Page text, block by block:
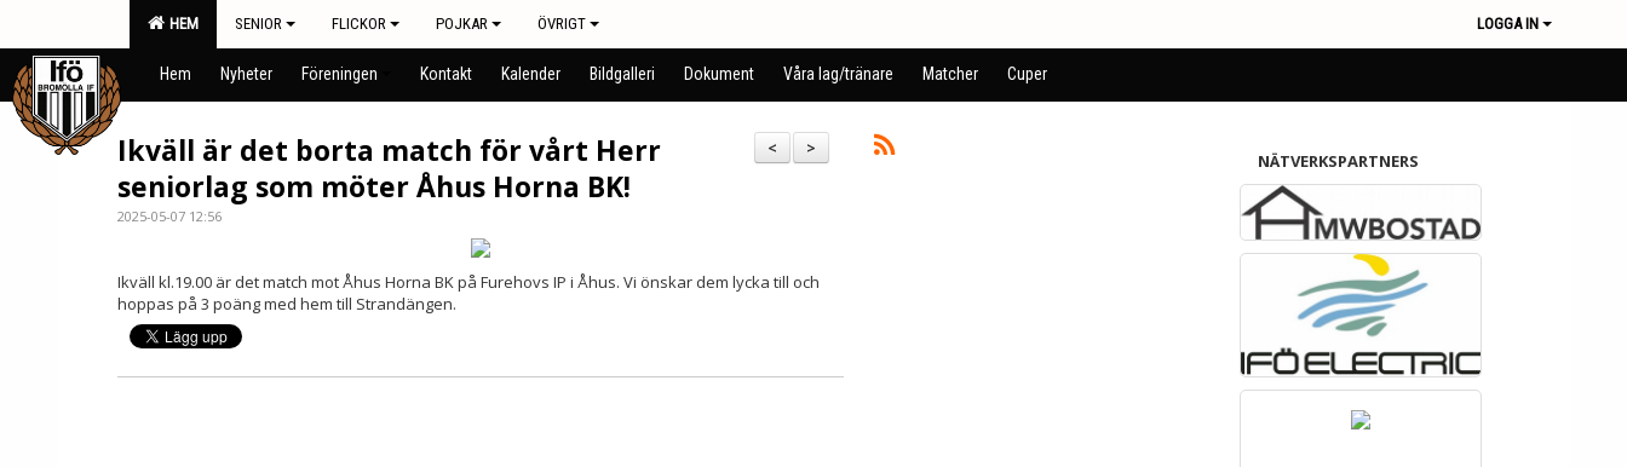
HEM SENIOR FLICKOR POJKAR ÖVRIGT LOGGA IN
Hem Nyheter Föreningen Kontakt Kalender Bildgalleri Dokument Våra lag/tränare Matcher Cuper
>
<
Ikväll är det borta match för vårt Herr
seniorlag som möter Åhus Horna BK!
2025-05-07 12:56
Ikväll kl.19.00 är det match mot Åhus Horna BK på Furehovs IP i Åhus. Vi önskar dem lycka till och
hoppas på 3 poäng med hem till Strandängen.
NÄTVERKSPARTNERS